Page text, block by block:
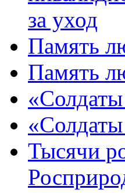
за уход
Память
Память
Тысячи